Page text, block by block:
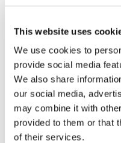
This website uses
We use cookies to
provide social media
We also share
our social media,
may combine it with
provided to them or that
of their services.